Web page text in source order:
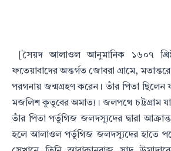
[সৈয়দ আলাওল আনুমানিক ১৬০৭
ফতেয়াবাদের অন্তর্গত জোবরা গ্রামে,
পরগনায় জন্মগ্রহণ করেন। তাঁর পিতা ছিলেন
মজলিশ কুতুবের অমাত্য।জলপথে চট্টগ্রাম
তাঁর পিতা পর্তুগিজ জলদস্যুদের দ্বারা
হলে আলাওলপর্তুগিজ জলদস্যুদের হাতে